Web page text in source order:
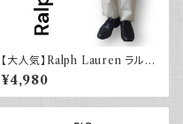
【大人気】Ralph Lauren ラルフ
ローレン チノパン アイボリー
¥4,980